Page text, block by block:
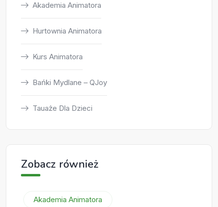
Akademia Animatora
Hurtownia Animatora
Kurs Animatora
Bańki Mydlane – QJoy
Tauaże Dla Dzieci
Zobacz również
Akademia Animatora